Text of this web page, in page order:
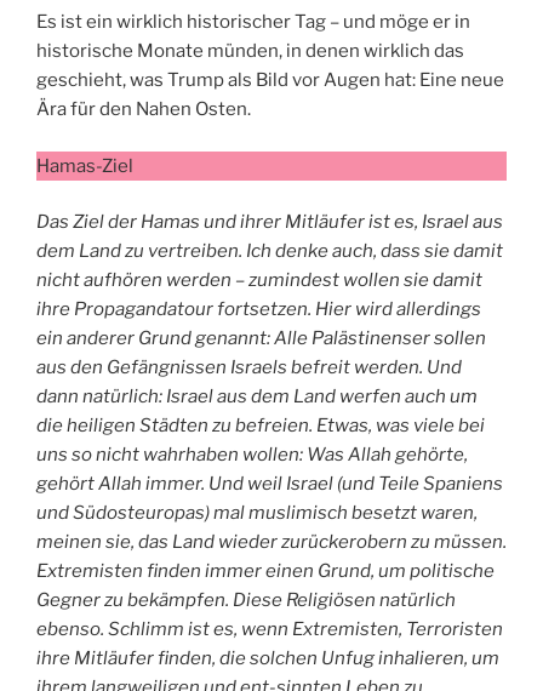
Es ist ein wirklich historischer Tag – und möge er in
historische Monate münden, in denen wirklich das
geschieht, was Trump als Bild vor Augen hat: Eine neue
Ära für den Nahen Osten.
Hamas-Ziel
Das Ziel der Hamas und ihrer Mitläufer ist es, Israel aus
dem Land zu vertreiben. Ich denke auch, dass sie damit
nicht aufhören werden – zumindest wollen sie damit
ihre Propagandatour fortsetzen. Hier wird allerdings
ein anderer Grund genannt: Alle Palästinenser sollen
aus den Gefängnissen Israels befreit werden. Und
dann natürlich: Israel aus dem Land werfen auch um
die heiligen Städten zu befreien. Etwas, was viele bei
uns so nicht wahrhaben wollen: Was Allah gehörte,
gehört Allah immer. Und weil Israel (und Teile Spaniens
und Südosteuropas) mal muslimisch besetzt waren,
meinen sie, das Land wieder zurückerobern zu müssen.
Extremisten finden immer einen Grund, um politische
Gegner zu bekämpfen. Diese Religiösen natürlich
ebenso. Schlimm ist es, wenn Extremisten, Terroristen
ihre Mitläufer finden, die solchen Unfug inhalieren, um